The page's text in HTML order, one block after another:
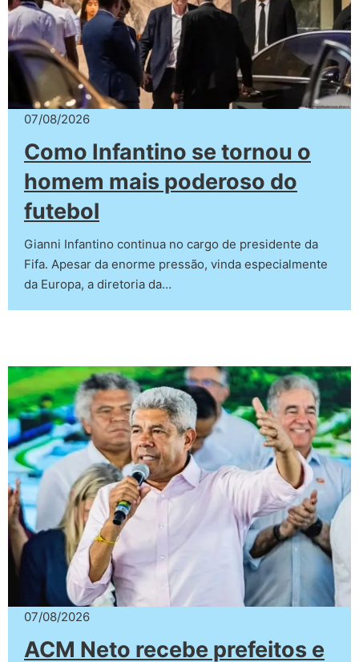
07/08/2026
Como Infantino se tornou o
homem mais poderoso do
futebol
Gianni Infantino continua no cargo de presidente da
Fifa. Apesar da enorme pressão, vinda especialmente
da Europa, a diretoria da…
07/08/2026
ACM Neto recebe prefeitos e